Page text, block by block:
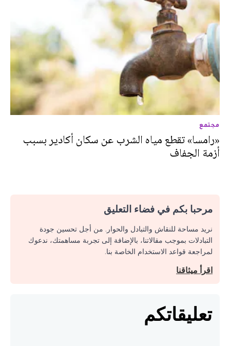
مجتمع
«رامسا» تقطع مياه الشرب عن سكان أكادير بسبب
أزمة الجفاف
مرحبا بكم في فضاء التعليق
نريد مساحة للنقاش والتبادل والحوار. من أجل تحسين جودة
التبادلات بموجب مقالاتنا، بالإضافة إلى تجربة مساهمتك، ندعوك
لمراجعة قواعد الاستخدام الخاصة بنا.
اقرأ ميثاقنا
تعليقاتكم